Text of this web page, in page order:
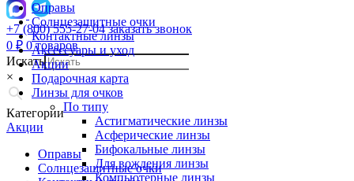
+7 (800) 555-27-04 заказать звонок
0 ₽ 0 товаров
Искать
×
Категории
Акции
Оправы
Солнцезащитные очки
Оправы
Солнцезащитные очки
Контактные линзы
Аксессуары и уход
Акции
Подарочная карта
Линзы для очков
По типу
Астигматические линзы
Асферические линзы
Бифокальные линзы
Для вождения линзы
Компьютерные линзы